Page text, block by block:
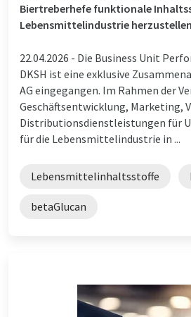
Biertreberhefe funktionale
Lebensmittelindustrie herzustellen
22.04.2026 - Die Business Unit
DKSH ist eine exklusive
AG eingegangen. Im Rahmen der
Geschäftsentwicklung, Marketing,
Distributionsdienstleistungen für
für die Lebensmittelindustrie in ...
Lebensmittelinhaltsstoffe
betaGlucan